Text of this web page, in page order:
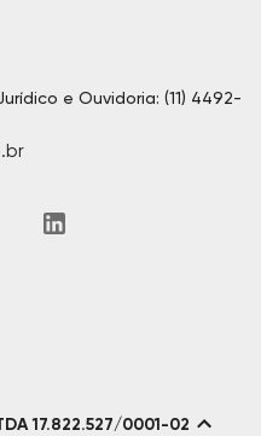
e Ouvidoria: (11) 4492-
17.822.527/0001-02